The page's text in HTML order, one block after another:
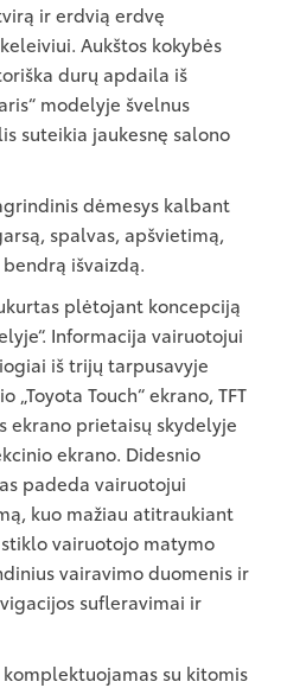
ir erdvią erdvę
Aukštos kokybės
durų apdaila iš
modelyje švelnus
suteikia jaukesnę salono
dėmesys kalbant
spalvas, apšvietimą,
išvaizdą.
plėtojant koncepciją
Informacija vairuotojui
iš trijų tarpusavyje
Touch“ ekrano, TFT
ekrano prietaisų skydelyje
ekrano. Didesnio
padeda vairuotojui
kuo mažiau atitraukiant
vairuotojo matymo
vairavimo duomenis ir
sufleravimai ir
komplektuojamas su kitomis